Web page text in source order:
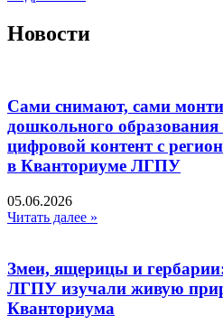
Новости
Сами снимают, сами
дошкольного
цифровой контент с
в Кванториуме ЛГПУ​
05.06.2026
Читать далее »
Змеи, ящерицы и
ЛГПУ изучали живую
Кванториума